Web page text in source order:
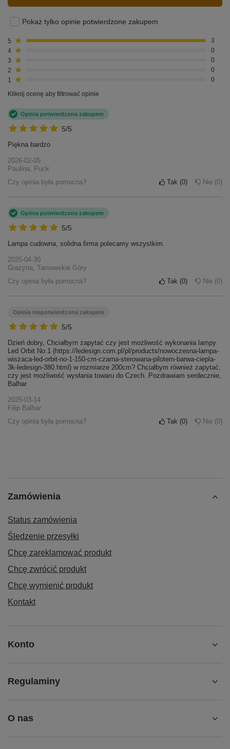
Pokaż tylko opinie potwierdzone zakupem
5
3
4
0
3
0
2
0
1
0
Kliknij ocenę aby filtrować opinie
5/5
Opinia potwierdzona zakupem
Piękna bardzo
2026-02-05
Paulina, Puck
Czy opinia była pomocna?
Tak 0 Nie 0
5/5
Opinia potwierdzona zakupem
Lampa cudowna, solidna firma polecamy wszystkim.
2025-04-30
Grażyna, Tarnowskie Góry
Czy opinia była pomocna?
Tak 0 Nie 0
5/5
Opinia niepotwierdzona zakupem
Dzień dobry, Chciałbym zapytać czy jest możliwość wykonania lampy
Led Orbit No.1 (https://ledesign.com.pl/pl/products/nowoczesna-lampa-
wiszaca-led-orbit-no-1-150-cm-czarna-sterowana-pilotem-barwa-ciepla-
3k-ledesign-380.html) w rozmiarze 200cm? Chciałbym również zapytać,
czy jest możliwość wysłania towaru do Czech. Pozdrawiam serdecznie,
Balhar
2025-03-14
Filip Balhar
Czy opinia była pomocna?
Tak 0 Nie 0
Zamówienia
Status zamówienia
Śledzenie przesyłki
Chcę zareklamować produkt
Chcę zwrócić produkt
Chcę wymienić produkt
Kontakt
Konto
Regulaminy
O nas